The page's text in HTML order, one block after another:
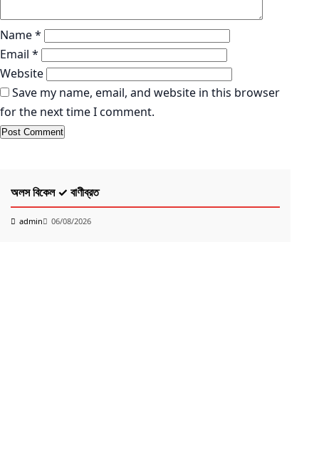
Name*
Email *
Website
Save my name, email, and website in this browser
for the next time I comment.
অলস বিকেল ✓ বাণীব্রত
admin 06/08/2026